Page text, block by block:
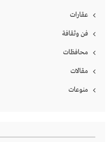
عقارات
فن وثقافة
محافظات
مقالات
منوعات